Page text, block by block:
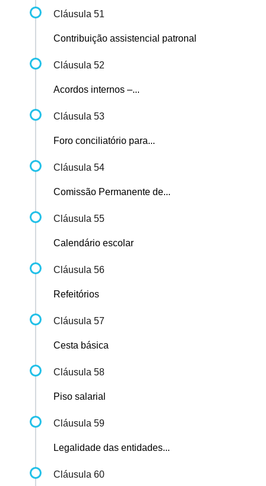
Cláusula 51
Contribuição assistencial patronal
Cláusula 52
Acordos internos –...
Cláusula 53
Foro conciliatório para...
Cláusula 54
Comissão Permanente de...
Cláusula 55
Calendário escolar
Cláusula 56
Refeitórios
Cláusula 57
Cesta básica
Cláusula 58
Piso salarial
Cláusula 59
Legalidade das entidades...
Cláusula 60